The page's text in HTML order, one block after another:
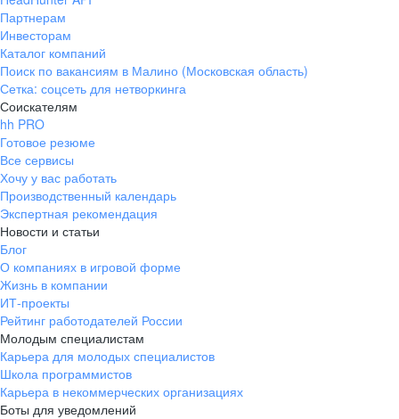
Партнерам
Инвесторам
Каталог компаний
Поиск по вакансиям в Малино (Московская область)
Сетка: соцсеть для нетворкинга
Соискателям
hh PRO
Готовое резюме
Все сервисы
Хочу у вас работать
Производственный календарь
Экспертная рекомендация
Новости и статьи
Блог
О компаниях в игровой форме
Жизнь в компании
ИТ-проекты
Рейтинг работодателей России
Молодым специалистам
Карьера для молодых специалистов
Школа программистов
Карьера в некоммерческих организациях
Боты для уведомлений